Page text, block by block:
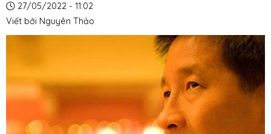
27/05/2022 - 11:02
Viết bởi Nguyên Thảo